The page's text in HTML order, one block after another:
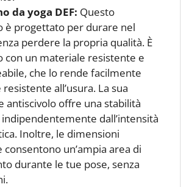
da yoga DEF: Questo
è progettato per durare nel
perdere la propria qualità. È
con un materiale resistente e
che lo rende facilmente
resistente all’usura. La sua
antiscivolo offre una stabilità
dall’intensità
Inoltre, le dimensioni
consentono un’ampia area di
durante le tue pose, senza